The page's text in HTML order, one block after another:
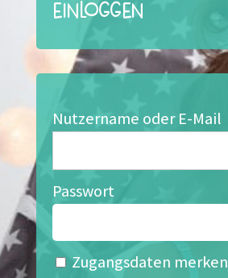
einloggen
Nutzername oder E-Mail
Passwort
Zugangsdaten merken